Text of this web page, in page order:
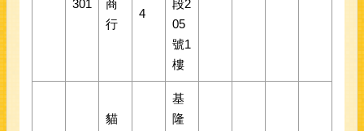
301
商
行
4
段2
05
號1
樓
貓
基
隆